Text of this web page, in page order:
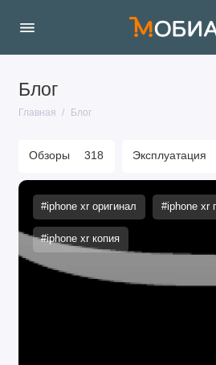
Блог
Главная Блог
Обзоры 318 Эксплуатация
#iphone xr оригинал #iphone xr
#iphone xr копия